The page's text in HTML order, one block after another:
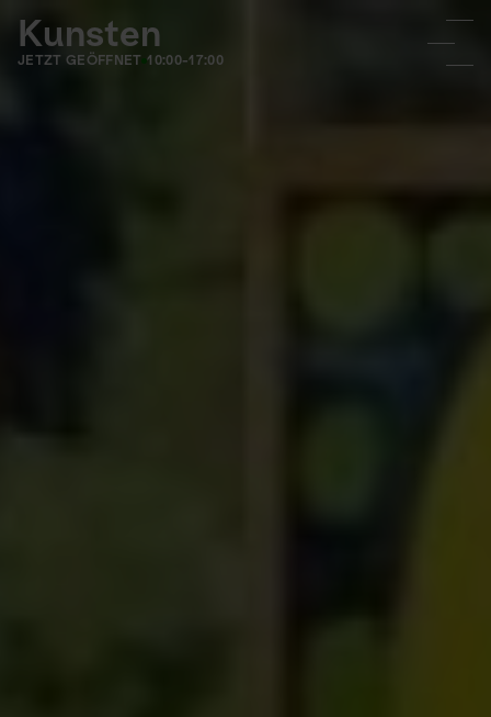
Kunsten
JETZT GEÖFFNET 10:00-17:00